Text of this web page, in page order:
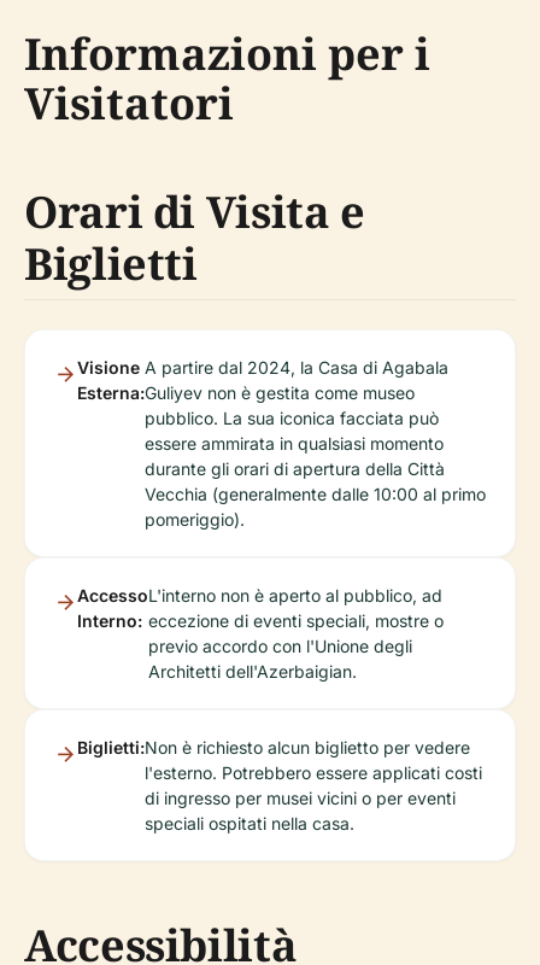
Informazioni per i
Visitatori
Orari di Visita e
Biglietti
Visione
Esterna:
A partire dal 2024, la Casa di Agabala
Guliyev non è gestita come museo
pubblico. La sua iconica facciata può
essere ammirata in qualsiasi momento
durante gli orari di apertura della Città
Vecchia (generalmente dalle 10:00 al primo
pomeriggio).
Accesso
Interno:
L'interno non è aperto al pubblico, ad
eccezione di eventi speciali, mostre o
previo accordo con l'Unione degli
Architetti dell'Azerbaigian.
Biglietti:Non è richiesto alcun biglietto per vedere
l'esterno. Potrebbero essere applicati costi
di ingresso per musei vicini o per eventi
speciali ospitati nella casa.
Accessibilità